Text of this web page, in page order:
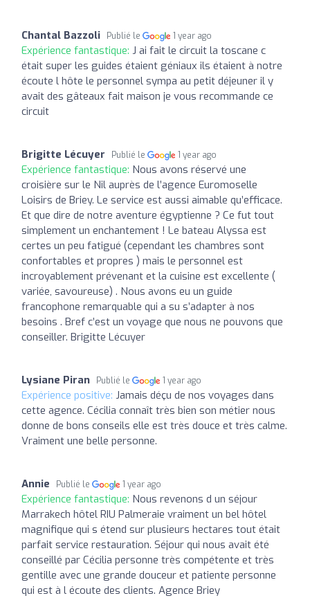
Chantal Bazzoli Publié le 1 year ago
Expérience fantastique: J ai fait le circuit la toscane c
était super les guides étaient géniaux ils étaient à notre
écoute l hôte le personnel sympa au petit déjeuner il y
avait des gâteaux fait maison je vous recommande ce
circuit
Brigitte Lécuyer Publié le 1 year ago
Expérience fantastique: Nous avons réservé une
croisière sur le Nil auprès de l’agence Euromoselle
Loisirs de Briey. Le service est aussi aimable qu’efficace.
Et que dire de notre aventure égyptienne ? Ce fut tout
simplement un enchantement ! Le bateau Alyssa est
certes un peu fatigué (cependant les chambres sont
confortables et propres ) mais le personnel est
incroyablement prévenant et la cuisine est excellente (
variée, savoureuse) . Nous avons eu un guide
francophone remarquable qui a su s’adapter à nos
besoins . Bref c’est un voyage que nous ne pouvons que
conseiller. Brigitte Lécuyer
Lysiane Piran Publié le 1 year ago
Expérience positive: Jamais déçu de nos voyages dans
cette agence. Cécilia connaît très bien son métier nous
donne de bons conseils elle est très douce et très calme.
Vraiment une belle personne.
Annie Publié le 1 year ago
Expérience fantastique: Nous revenons d un séjour
Marrakech hôtel RIU Palmeraie vraiment un bel hôtel
magnifique qui s étend sur plusieurs hectares tout était
parfait service restauration. Séjour qui nous avait été
conseillé par Cécilia personne très compétente et très
gentille avec une grande douceur et patiente personne
qui est à l écoute des clients. Agence Briey